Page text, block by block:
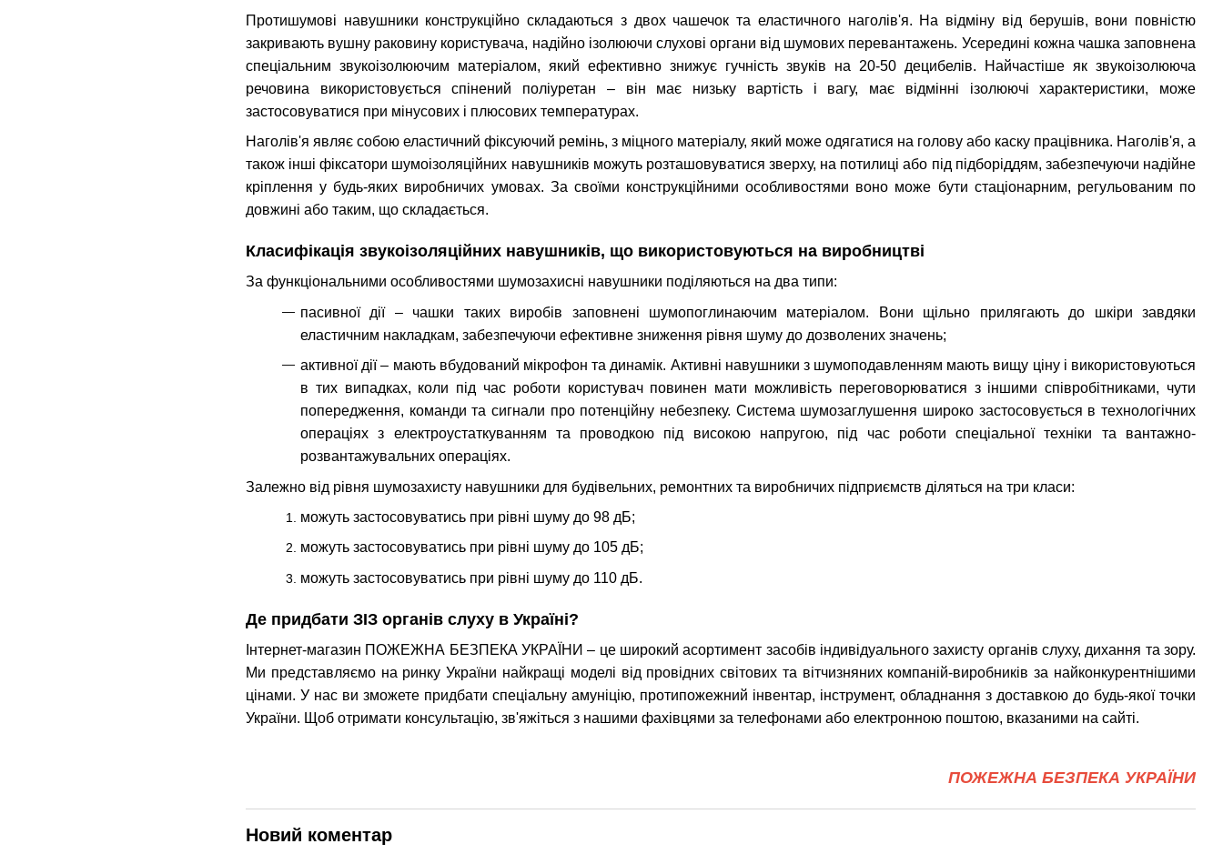
Протишумові навушники конструкційно складаються з двох чашечок та еластичного наголів'я. На відміну від берушів, вони повністю
закривають вушну раковину користувача, надійно ізолюючи слухові органи від шумових перевантажень. Усередині кожна чашка заповнена
спеціальним звукоізолюючим матеріалом, який ефективно знижує гучність звуків на 20-50 децибелів. Найчастіше як звукоізолююча
речовина використовується спінений поліуретан – він має низьку вартість і вагу, має відмінні ізолюючі характеристики, може
застосовуватися при мінусових і плюсових температурах.
Наголів'я являє собою еластичний фіксуючий ремінь, з міцного матеріалу, який може одягатися на голову або каску працівника. Наголів'я, а
також інші фіксатори шумоізоляційних навушників можуть розташовуватися зверху, на потилиці або під підборіддям, забезпечуючи надійне
кріплення у будь-яких виробничих умовах. За своїми конструкційними особливостями воно може бути стаціонарним, регульованим по
довжині або таким, що складається.
Класифікація звукоізоляційних навушників, що використовуються на виробництві
За функціональними особливостями шумозахисні навушники поділяються на два типи:
пасивної дії – чашки таких виробів заповнені шумопоглинаючим матеріалом. Вони щільно прилягають до шкіри завдяки
еластичним накладкам, забезпечуючи ефективне зниження рівня шуму до дозволених значень;
активної дії – мають вбудований мікрофон та динамік. Активні навушники з шумоподавленням мають вищу ціну і використовуються
в тих випадках, коли під час роботи користувач повинен мати можливість переговорюватися з іншими співробітниками, чути
попередження, команди та сигнали про потенційну небезпеку. Система шумозаглушення широко застосовується в технологічних
операціях з електроустаткуванням та проводкою під високою напругою, під час роботи спеціальної техніки та вантажно-
розвантажувальних операціях.
Залежно від рівня шумозахисту навушники для будівельних, ремонтних та виробничих підприємств діляться на три класи:
можуть застосовуватись при рівні шуму до 98 дБ;
можуть застосовуватись при рівні шуму до 105 дБ;
можуть застосовуватись при рівні шуму до 110 дБ.
Де придбати ЗІЗ органів слуху в Україні?
Інтернет-магазин ПОЖЕЖНА БЕЗПЕКА УКРАЇНИ – це широкий асортимент засобів індивідуального захисту органів слуху, дихання та зору.
Ми представляємо на ринку України найкращі моделі від провідних світових та вітчизняних компаній-виробників за найконкурентнішими
цінами. У нас ви зможете придбати спеціальну амуніцію, протипожежний інвентар, інструмент, обладнання з доставкою до будь-якої точки
України. Щоб отримати консультацію, зв'яжіться з нашими фахівцями за телефонами або електронною поштою, вказаними на сайті.
ПОЖЕЖНА БЕЗПЕКА УКРАЇНИ
Новий коментар